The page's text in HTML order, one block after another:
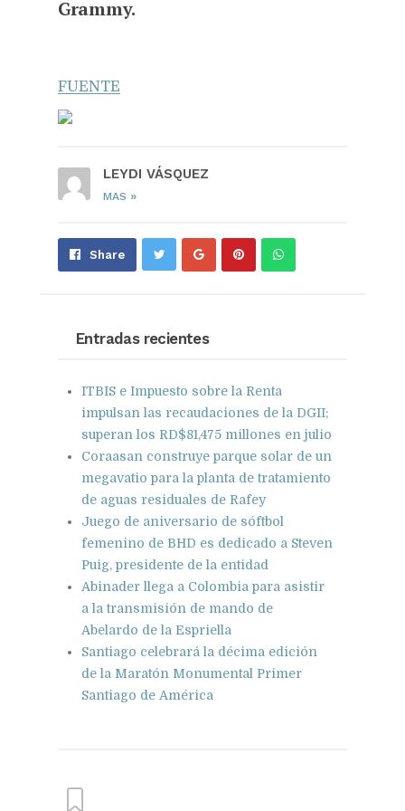
Grammy.
FUENTE
LEYDI VÁSQUEZ
MAS »
Share Share Pin Send
Entradas recientes
ITBIS e Impuesto sobre la Renta
impulsan las recaudaciones de la DGII;
superan los RD$81,475 millones en julio
Coraasan construye parque solar de un
megavatio para la planta de tratamiento
de aguas residuales de Rafey
Juego de aniversario de sóftbol
femenino de BHD es dedicado a Steven
Puig, presidente de la entidad
Abinader llega a Colombia para asistir
a la transmisión de mando de
Abelardo de la Espriella
Santiago celebrará la décima edición
de la Maratón Monumental Primer
Santiago de América